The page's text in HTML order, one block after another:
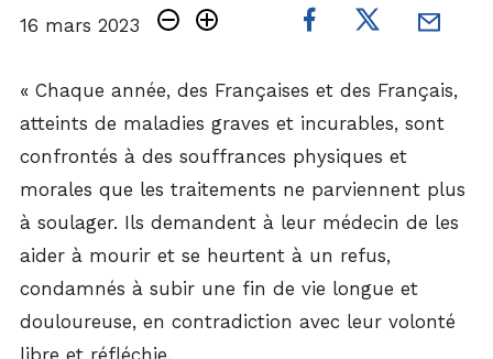
16 mars 2023
« Chaque année, des Françaises et des Français,
atteints de maladies graves et incurables, sont
confrontés à des souffrances physiques et
morales que les traitements ne parviennent plus
à soulager. Ils demandent à leur médecin de les
aider à mourir et se heurtent à un refus,
condamnés à subir une fin de vie longue et
douloureuse, en contradiction avec leur volonté
libre et réfléchie.